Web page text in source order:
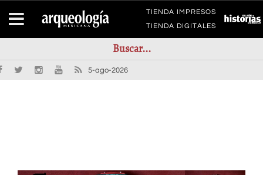
TIENDA IMPRESOS
TIENDA DIGITALES
5-ago-2026